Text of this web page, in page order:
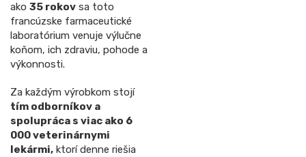
ako 35 rokov sa toto
francúzske farmaceutické
laboratórium venuje výlučne
koňom, ich zdraviu, pohode a
výkonnosti.
Za každým výrobkom stojí
tím odborníkov a
spolupráca s viac ako 6
000 veterinárnymi
lekármi, ktorí denne riešia